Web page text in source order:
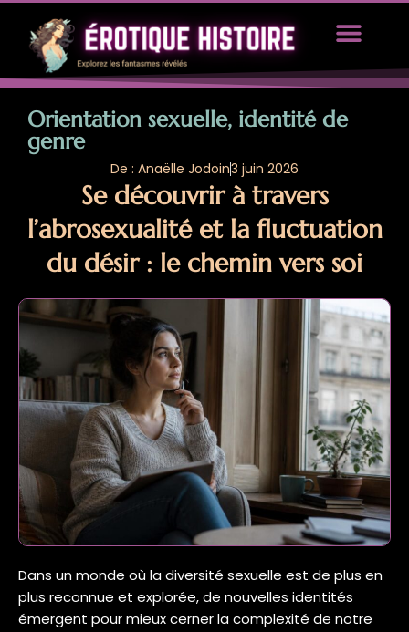
Orientation sexuelle, identité de
genre
De : Anaëlle Jodoin3 juin 2026
Se découvrir à travers
l’abrosexualité et la fluctuation
du désir : le chemin vers soi
Dans un monde où la diversité sexuelle est de plus en
plus reconnue et explorée, de nouvelles identités
émergent pour mieux cerner la complexité de notre